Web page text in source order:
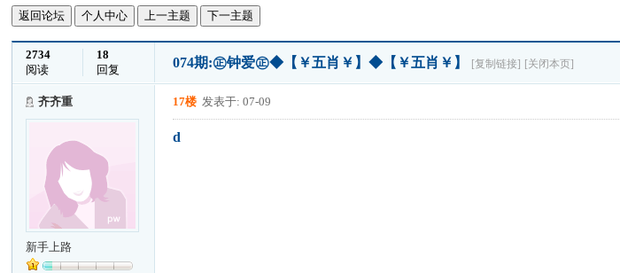
返回论坛 个人中心 上一主题 下一主题
2734
阅读
18
回复
074期:㊣钟爱㊣◆【￥五肖￥】◆【￥五肖￥】 [复制链接] [关闭本页]
齐齐重
新手上路
17楼 发表于: 07-09
d